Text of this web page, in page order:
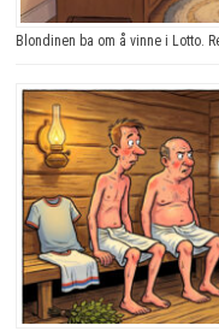
Blondinen ba om å vinne i Lotto.